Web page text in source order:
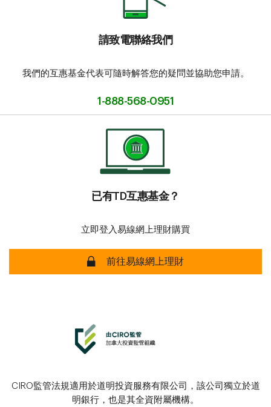
請致電聯絡我們
我們的互惠基金代表可隨時解答您的疑問並協助您申請。
1-888-568-0951
已有TD互惠基金？
立即登入易線網上理財購買
前往易線網上理財
CIRO監管法規適用於道明投資服務有限公司，該公司獨立於道
明銀行，也是其全資附屬機構。